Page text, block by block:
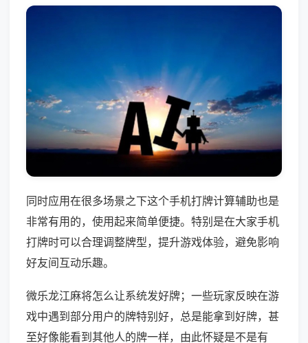
同时应用在很多场景之下这个手机打牌计算辅助也是
非常有用的，使用起来简单便捷。特别是在大家手机
打牌时可以合理调整牌型，提升游戏体验，避免影响
好友间互动乐趣。
微乐龙江麻将怎么让系统发好牌；一些玩家反映在游
戏中遇到部分用户的牌特别好，总是能拿到好牌，甚
至好像能看到其他人的牌一样，由此怀疑是不是有